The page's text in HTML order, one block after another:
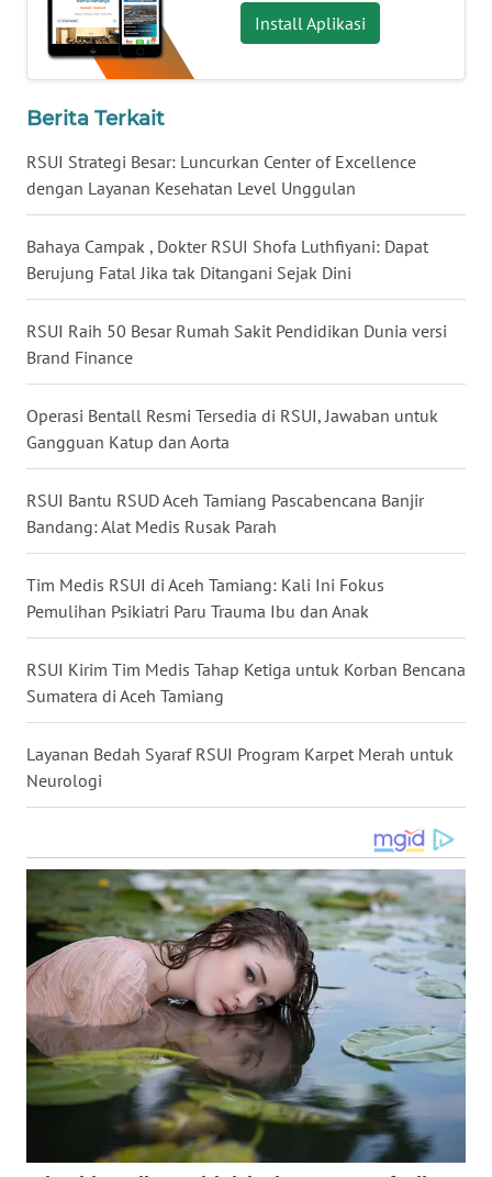
Install Aplikasi
Berita Terkait
RSUI Strategi Besar: Luncurkan Center of Excellence
dengan Layanan Kesehatan Level Unggulan
Bahaya Campak , Dokter RSUI Shofa Luthfiyani: Dapat
Berujung Fatal Jika tak Ditangani Sejak Dini
RSUI Raih 50 Besar Rumah Sakit Pendidikan Dunia versi
Brand Finance
Operasi Bentall Resmi Tersedia di RSUI, Jawaban untuk
Gangguan Katup dan Aorta
RSUI Bantu RSUD Aceh Tamiang Pascabencana Banjir
Bandang: Alat Medis Rusak Parah
Tim Medis RSUI di Aceh Tamiang: Kali Ini Fokus
Pemulihan Psikiatri Paru Trauma Ibu dan Anak
RSUI Kirim Tim Medis Tahap Ketiga untuk Korban Bencana
Sumatera di Aceh Tamiang
Layanan Bedah Syaraf RSUI Program Karpet Merah untuk
Neurologi
WN
NUSANTARA
WN
JOGJA
WN
JATIM
WN
BALI
WN
KALTENG
KALTARA
WN
KALSEL
WN
KALTIM
WN
SULSEL
GORONTALO
WN
SULUT
WN
MALUKU
WN
MALUT
WN